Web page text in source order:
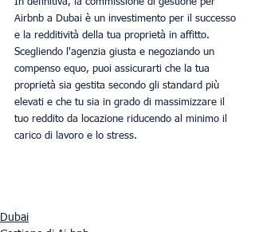
Airbnb a Dubai è un investimento per il successo
e la redditività della tua proprietà in affitto.
Scegliendo l'agenzia giusta e negoziando un
compenso equo, puoi assicurarti che la tua
proprietà sia gestita secondo gli standard più
elevati e che tu sia in grado di massimizzare il
tuo reddito da locazione riducendo al minimo il
carico di lavoro e lo stress.
Dubai